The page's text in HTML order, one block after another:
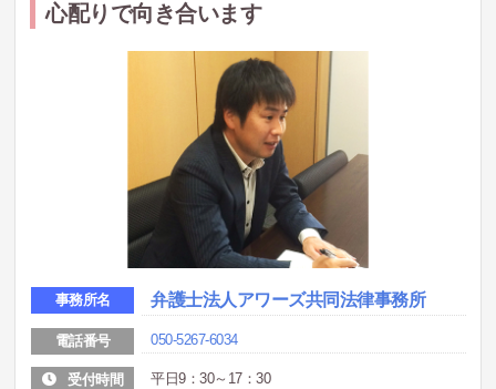
心配りで向き合います
事務所名 弁護士法人アワーズ共同法律事務所
電話番号 050-5267-6034
受付時間 平日9：30～17：30